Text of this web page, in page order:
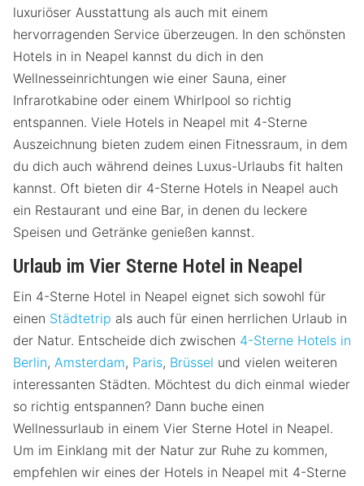
luxuriöser Ausstattung als auch mit einem
hervorragenden Service überzeugen. In den schönsten
Hotels in in Neapel kannst du dich in den
Wellnesseinrichtungen wie einer Sauna, einer
Infrarotkabine oder einem Whirlpool so richtig
entspannen. Viele Hotels in Neapel mit 4-Sterne
Auszeichnung bieten zudem einen Fitnessraum, in dem
du dich auch während deines Luxus-Urlaubs fit halten
kannst. Oft bieten dir 4-Sterne Hotels in Neapel auch
ein Restaurant und eine Bar, in denen du leckere
Speisen und Getränke genießen kannst.
Urlaub im Vier Sterne Hotel in Neapel
Ein 4-Sterne Hotel in Neapel eignet sich sowohl für
einen Städtetrip als auch für einen herrlichen Urlaub in
der Natur. Entscheide dich zwischen 4-Sterne Hotels in
Berlin, Amsterdam, Paris, Brüssel und vielen weiteren
interessanten Städten. Möchtest du dich einmal wieder
so richtig entspannen? Dann buche einen
Wellnessurlaub in einem Vier Sterne Hotel in Neapel.
Um im Einklang mit der Natur zur Ruhe zu kommen,
empfehlen wir eines der Hotels in Neapel mit 4-Sterne